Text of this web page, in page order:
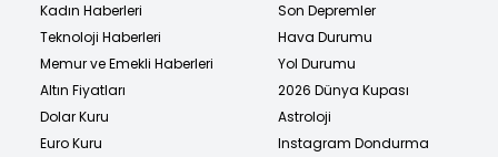
Kadın Haberleri
Teknoloji Haberleri
Memur ve Emekli Haberleri
Altın Fiyatları
Dolar Kuru
Euro Kuru
Son Depremler
Hava Durumu
Yol Durumu
2026 Dünya Kupası
Astroloji
Instagram Dondurma